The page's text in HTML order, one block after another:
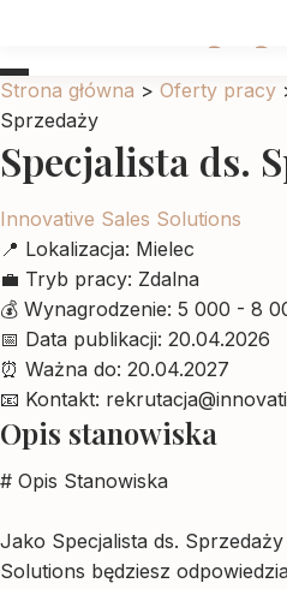
Strona główna > Oferty pracy
Sprzedaży
Specjalista ds.
Innovative Sales Solutions
📍 Lokalizacja: Mielec
💼 Tryb pracy: Zdalna
💰 Wynagrodzenie: 5 000 - 8
📅 Data publikacji: 20.04.2026
⏰ Ważna do: 20.04.2027
📧 Kontakt:
Opis stanowiska
# Opis Stanowiska
Jako Specjalista ds.
Solutions będziesz